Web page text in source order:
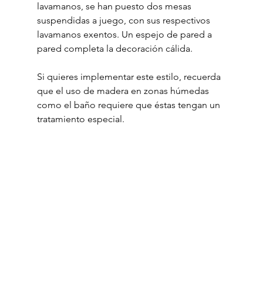
lavamanos, se han puesto dos mesas
suspendidas a juego, con sus respectivos
lavamanos exentos. Un espejo de pared a
pared completa la decoración cálida.
Si quieres implementar este estilo, recuerda
que el uso de madera en zonas húmedas
como el baño requiere que éstas tengan un
tratamiento especial.